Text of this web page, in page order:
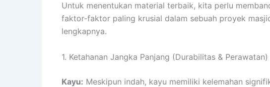
Untuk menentukan material terbaik, kita perlu
faktor-faktor paling krusial dalam sebuah proyek
lengkapnya.
1. Ketahanan Jangka Panjang (Durabilitas & Perawatan)
Kayu: Meskipun indah, kayu memiliki kelemahan